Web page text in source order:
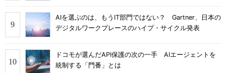
AIを選ぶのは、もうIT部門ではない？ Gartner、日本の
デジタルワークプレースのハイプ・サイクル発表
ドコモが選んだAPI保護の次の一手 AIエージェントを
統制する「門番」とは